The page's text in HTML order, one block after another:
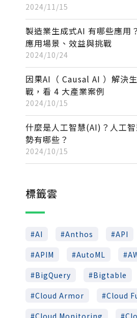
2024/11/15
製造業生成式AI 有哪些應用
應用場景、效益與挑戰
2024/10/24
因果AI（ Causal AI ）解決
戰，看 4 大產業案例
2024/10/15
什麼是人工智慧(AI)？人工
勢有哪些？
2024/10/15
標籤雲
AI Anthos API
APIM
AutoML
BigQuery
Bigtable
Cloud Armor
Cloud
Cloud Monitoring